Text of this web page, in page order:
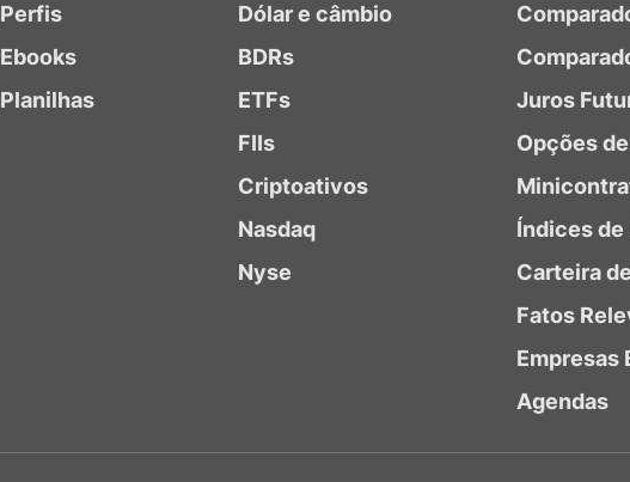
Perfis
Ebooks
Planilhas
Dólar e câmbio
BDRs
ETFs
FIIs
Criptoativos
Nasdaq
Nyse
Juros
Opções
Índices
Carteira
Fatos
Empresas
Agendas